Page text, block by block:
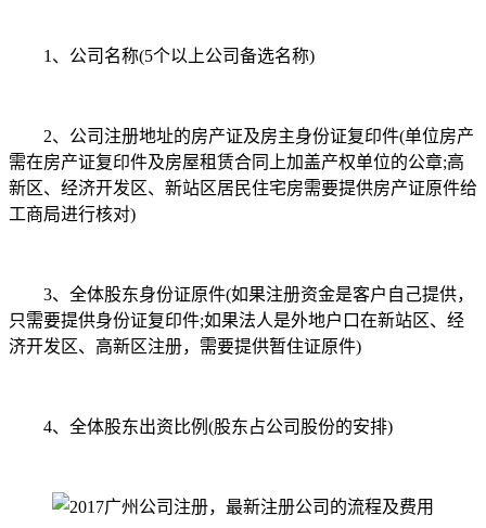
1、公司名称(5个以上公司备选名称)
2、公司注册地址的房产证及房主身份证复印件(单位房产
需在房产证复印件及房屋租赁合同上加盖产权单位的公章;高
新区、经济开发区、新站区居民住宅房需要提供房产证原件给
工商局进行核对)
3、全体股东身份证原件(如果注册资金是客户自己提供，
只需要提供身份证复印件;如果法人是外地户口在新站区、经
济开发区、高新区注册，需要提供暂住证原件)
4、全体股东出资比例(股东占公司股份的安排)